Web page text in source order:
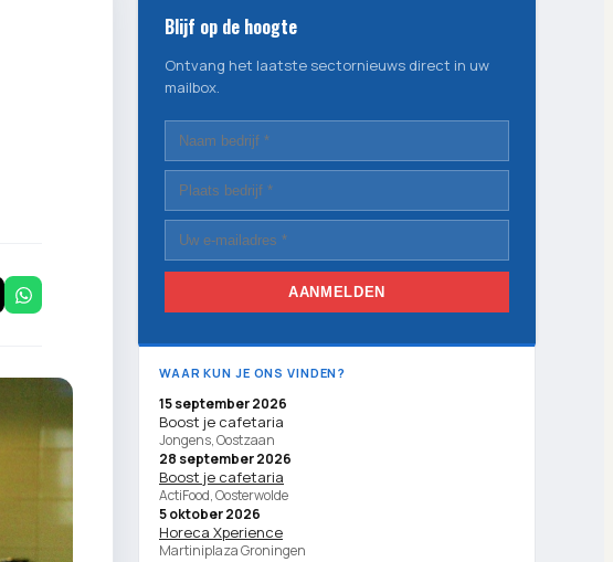
Blijf op de hoogte
Ontvang het laatste sectornieuws direct in uw
mailbox.
AANMELDEN
WAAR KUN JE ONS VINDEN?
15 september 2026
Boost je cafetaria
Jongens, Oostzaan
28 september 2026
Boost je cafetaria
ActiFood, Oosterwolde
5 oktober 2026
Horeca Xperience
Martiniplaza Groningen